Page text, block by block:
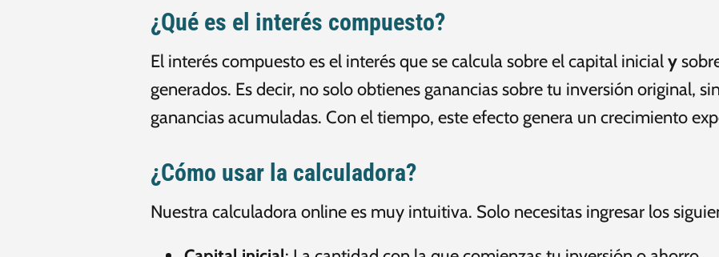
¿Qué es el interés compuesto?
El interés compuesto es el interés que se calcula sobre el capital inicialy
generados. Es decir, no solo obtienes ganancias sobre tu inversión original,
ganancias acumuladas. Con el tiempo, este efecto genera un crecimiento
¿Cómo usar la calculadora?
Nuestra calculadora online es muy intuitiva. Solo necesitas ingresar los